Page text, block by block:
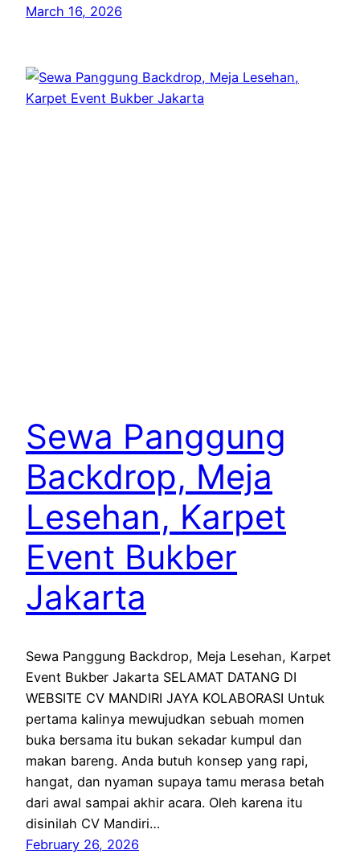
March 16, 2026
Sewa Panggung
Backdrop, Meja
Lesehan, Karpet
Event Bukber
Jakarta
Sewa Panggung Backdrop, Meja Lesehan, Karpet
Event Bukber Jakarta SELAMAT DATANG DI
WEBSITE CV MANDIRI JAYA KOLABORASI Untuk
pertama kalinya mewujudkan sebuah momen
buka bersama itu bukan sekadar kumpul dan
makan bareng. Anda butuh konsep yang rapi,
hangat, dan nyaman supaya tamu merasa betah
dari awal sampai akhir acara. Oleh karena itu
disinilah CV Mandiri…
February 26, 2026